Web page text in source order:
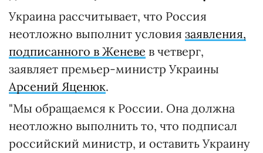
Украина рассчитывает, что Россия
неотложно выполнит условия заявления,
подписанного в Женеве в четверг,
заявляет премьер-министр Украины
Арсений Яценюк.
"Мы обращаемся к России. Она должна
неотложно выполнить то, что подписал
российский министр, и оставить Украину